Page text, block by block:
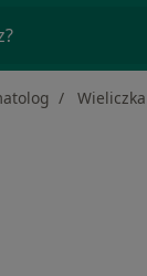
Wieliczka